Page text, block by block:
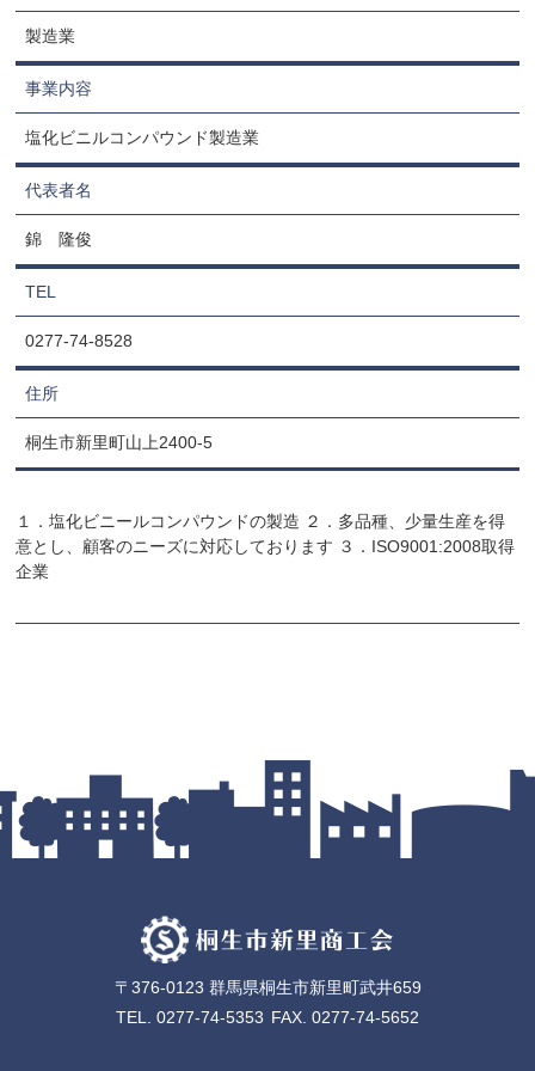
製造業
事業内容
塩化ビニルコンパウンド製造業
代表者名
錦 隆俊
TEL
0277-74-8528
住所
桐生市新里町山上2400-5
１．塩化ビニールコンパウンドの製造 ２．多品種、少量生産を得
意とし、顧客のニーズに対応しております ３．ISO9001:2008取得
企業
〒376-0123 群馬県桐生市新里町武井659
TEL. 0277-74-5353 FAX. 0277-74-5652